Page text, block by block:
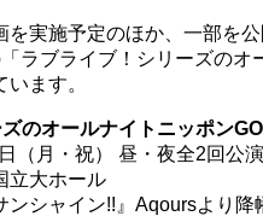
を実施予定のほか、一部を
ラブライブ！シリーズの
ます。
のオールナイトニッポン
（月・祝） 昼・夜全2回公演
立大ホール
ンシャイン!!』Aqoursより